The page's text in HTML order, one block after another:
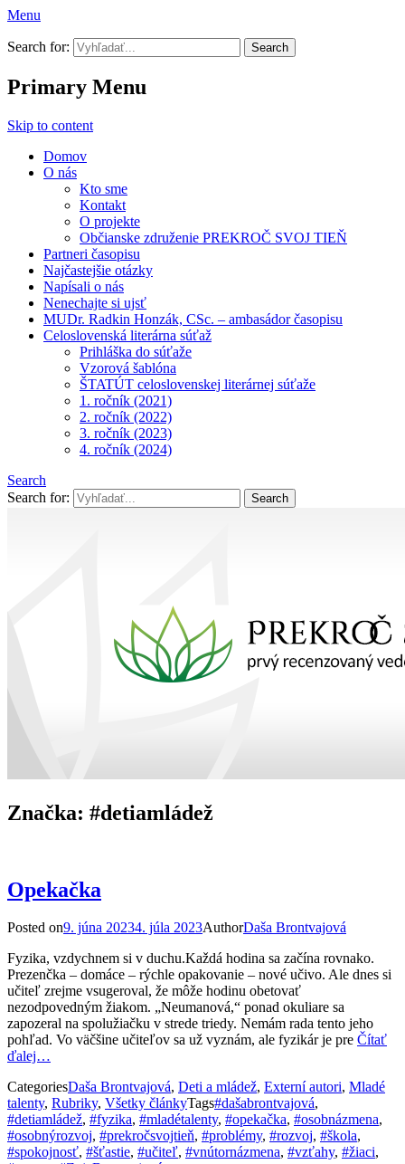
Menu
Prekroč svoj tieň
Search for:
Primary Menu
Skip to content
Domov
O nás
Kto sme
Kontakt
O projekte
Občianske združenie PREKROČ SVOJ TIEŇ
Partneri časopisu
Najčastejšie otázky
Napísali o nás
Nenechajte si ujsť
MUDr. Radkin Honzák, CSc. – ambasádor časopisu
Celoslovenská literárna súťaž
Prihláška do súťaže
Vzorová šablóna
ŠTATÚT celoslovenskej literárnej súťaže
1. ročník (2021)
2. ročník (2022)
3. ročník (2023)
4. ročník (2024)
Search
Search for:
Značka: #detiamládež
Opekačka
Posted on9. júna 20234. júla 2023AuthorDaša Brontvajová
Fyzika, vzdychnem si v duchu.Každá hodina sa začína rovnako.
Prezenčka – domáce – rýchle opakovanie – nové učivo. Ale dnes si
učiteľ zrejme vsugeroval, že môže hodinu obetovať
nezodpovedným žiakom. „Neumanová,“ ponad okuliare sa
zapozeral na spolužiačku v strede triedy. Nemám rada tento jeho
pohľad. Vo väčšine učiteľov sa už vyznám, ale fyzikár je pre Čítať
ďalej…
CategoriesDaša Brontvajová, Deti a mládež, Externí autori, Mladé
talenty, Rubriky, Všetky článkyTags#dašabrontvajová,
#detiamládež, #fyzika, #mladétalenty, #opekačka, #osobnázmena,
#osobnýrozvoj, #prekročsvojtieň, #problémy, #rozvoj, #škola,
#spokojnosť, #šťastie, #učiteľ, #vnútornázmena, #vzťahy, #žiaci,